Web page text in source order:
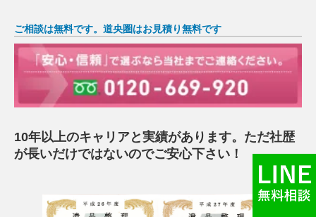
ご相談は無料です。道央圏はお見積り無料です
10年以上のキャリアと実績があります。ただ社歴
が長いだけではないのでご安心下さい！